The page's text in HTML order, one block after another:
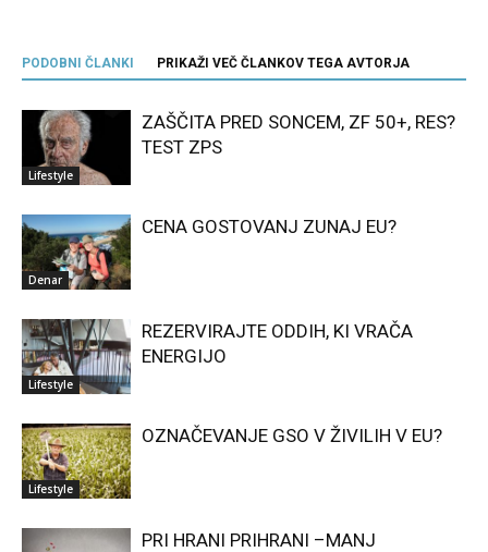
PODOBNI ČLANKI PRIKAŽI VEČ ČLANKOV TEGA AVTORJA
Lifestyle
ZAŠČITA PRED SONCEM, ZF 50+, RES?
TEST ZPS
Denar
CENA GOSTOVANJ ZUNAJ EU?
Lifestyle
REZERVIRAJTE ODDIH, KI VRAČA
ENERGIJO
Lifestyle
OZNAČEVANJE GSO V ŽIVILIH V EU?
PRI HRANI PRIHRANI –MANJ